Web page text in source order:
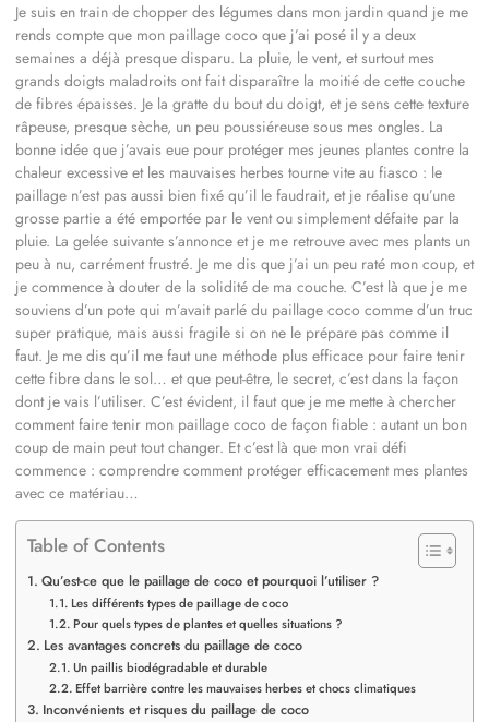
Je suis en train de chopper des légumes dans mon jardin quand je me
rends compte que mon paillage coco que j’ai posé il y a deux
semaines a déjà presque disparu. La pluie, le vent, et surtout mes
grands doigts maladroits ont fait disparaître la moitié de cette couche
de fibres épaisses. Je la gratte du bout du doigt, et je sens cette texture
râpeuse, presque sèche, un peu poussiéreuse sous mes ongles. La
bonne idée que j’avais eue pour protéger mes jeunes plantes contre la
chaleur excessive et les mauvaises herbes tourne vite au fiasco : le
paillage n’est pas aussi bien fixé qu’il le faudrait, et je réalise qu’une
grosse partie a été emportée par le vent ou simplement défaite par la
pluie. La gelée suivante s’annonce et je me retrouve avec mes plants un
peu à nu, carrément frustré. Je me dis que j’ai un peu raté mon coup, et
je commence à douter de la solidité de ma couche. C’est là que je me
souviens d’un pote qui m’avait parlé du paillage coco comme d’un truc
super pratique, mais aussi fragile si on ne le prépare pas comme il
faut. Je me dis qu’il me faut une méthode plus efficace pour faire tenir
cette fibre dans le sol… et que peut-être, le secret, c’est dans la façon
dont je vais l’utiliser. C’est évident, il faut que je me mette à chercher
comment faire tenir mon paillage coco de façon fiable : autant un bon
coup de main peut tout changer. Et c’est là que mon vrai défi
commence : comprendre comment protéger efficacement mes plantes
avec ce matériau…
Table of Contents
Qu’est-ce que le paillage de coco et pourquoi l’utiliser ?
Les différents types de paillage de coco
Pour quels types de plantes et quelles situations ?
Les avantages concrets du paillage de coco
Un paillis biodégradable et durable
Effet barrière contre les mauvaises herbes et chocs climatiques
Inconvénients et risques du paillage de coco